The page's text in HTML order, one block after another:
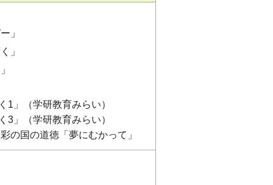
」
」
」（学研教育みらい）
」（学研教育みらい）
の国の道徳「夢にむかって」